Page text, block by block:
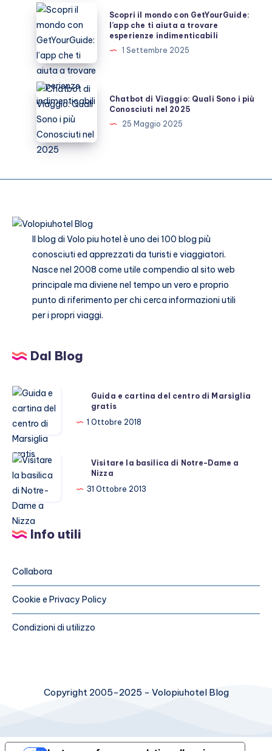
come
creare
video
per
i
tuoi
social
Scopri
il
mondo
con
GetYourGuide:
l’app
che
ti
aiuta
a
esperienze
Scopri il mondo con GetYourGuide:
l’app che ti aiuta a trovare
esperienze indimenticabili
1 Settembre 2025
Chatbot
di
Viaggio:
Quali
Sono
più
2025
Chatbot di Viaggio: Quali Sono i più
Conosciuti nel 2025
25 Maggio 2025
Il blog diVolo piu hotelè uno dei 100 blog più
conosciuti ed apprezzati da turisti e viaggiatori.
Nasce nel 2008 come utile compendio al sito web
principale ma diviene nel tempo un vero e proprio
punto di riferimento per chi cerca informazioni utili
per i propri viaggi.
Dal Blog
Guida
e
cartina
del
centro
Guida e cartina del centro di Marsiglia
gratis
1 Ottobre 2018
Visitare
la
basilica
di
Notre-
Dame
Nizza
Visitare la basilica di Notre-Dame a
Nizza
31 Ottobre 2013
Info utili
Collabora
Cookie e Privacy Policy
Condizioni di utilizzo
Copyright 2005-2025 - Volopiuhotel Blog